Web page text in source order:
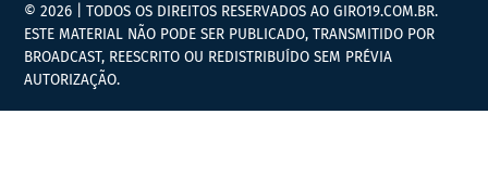
© 2026 | TODOS OS DIREITOS RESERVADOS AO GIRO19.COM.BR.
ESTE MATERIAL NÃO PODE SER PUBLICADO, TRANSMITIDO POR
BROADCAST, REESCRITO OU REDISTRIBUÍDO SEM PRÉVIA
AUTORIZAÇÃO.